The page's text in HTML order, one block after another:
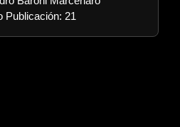
Publicación: 21